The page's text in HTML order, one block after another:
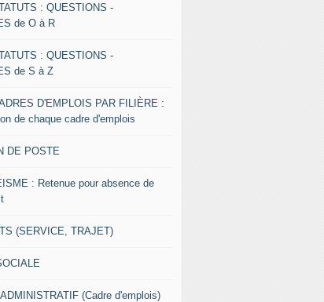
: QUESTIONS -
de O à R
: QUESTIONS -
de S à Z
D'EMPLOIS PAR FILIÈRE :
de chaque cadre d'emplois
DE POSTE
: Retenue pour absence de
(SERVICE, TRAJET)
(Cadre d'emplois)